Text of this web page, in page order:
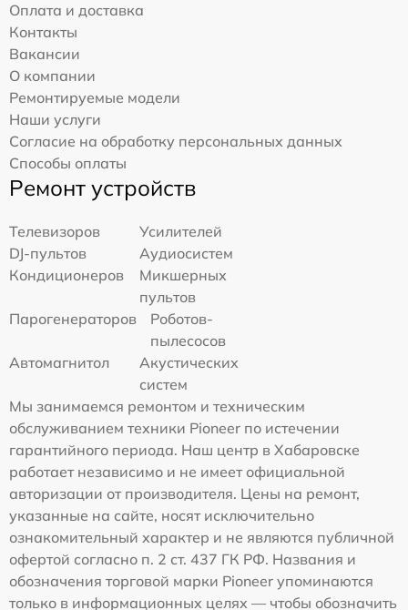
Оплата и доставка
Контакты
Вакансии
О компании
Ремонтируемые модели
Наши услуги
Согласие на обработку персональных данных
Способы оплаты
Ремонт устройств
Телевизоров
Усилителей
DJ-пультов
Аудиосистем
Кондиционеров
Микшерных
пультов
Парогенераторов
Роботов-
пылесосов
Автомагнитол
Акустических
систем
Мы занимаемся ремонтом и техническим
обслуживанием техники Pioneer по истечении
гарантийного периода. Наш центр в Хабаровске
работает независимо и не имеет официальной
авторизации от производителя. Цены на ремонт,
указанные на сайте, носят исключительно
ознакомительный характер и не являются публичной
офертой согласно п. 2 ст. 437 ГК РФ. Названия и
обозначения торговой марки Pioneer упоминаются
только в информационных целях — чтобы обозначить